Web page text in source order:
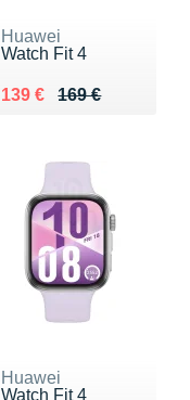
Huawei
Watch Fit 4
169 €
Au lieu de 169 €
139 €
Vendu 139 €
Huawei
Watch Fit 4